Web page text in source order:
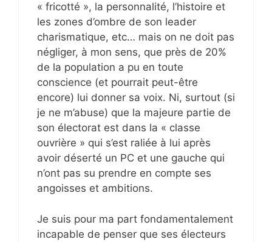
« fricotté », la personnalité, l’histoire et
les zones d’ombre de son leader
charismatique, etc… mais on ne doit pas
négliger, à mon sens, que près de 20%
de la population a pu en toute
conscience (et pourrait peut-être
encore) lui donner sa voix. Ni, surtout (si
je ne m’abuse) que la majeure partie de
son électorat est dans la « classe
ouvrière » qui s’est raliée à lui après
avoir déserté un PC et une gauche qui
n’ont pas su prendre en compte ses
angoisses et ambitions.
Je suis pour ma part fondamentalement
incapable de penser que ses électeurs